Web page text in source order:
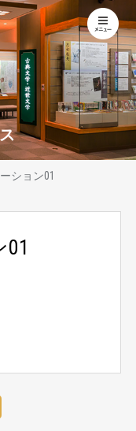
ション01